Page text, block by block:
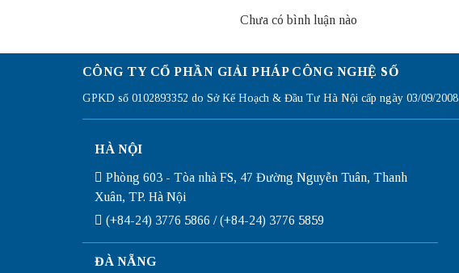
Chưa có bình luận nào
CÔNG TY CỔ PHẦN GIẢI PHÁP CÔNG NGHỆ SỐ
GPKD số 0102893352 do Sở Kế Hoạch & Đầu Tư Hà Nội cấp ngày 03/09/2008
HÀ NỘI
Phòng 603 - Tòa nhà FS, 47 Đường Nguyễn Tuân, Thanh
Xuân, TP. Hà Nội
(+84-24) 3776 5866 / (+84-24) 3776 5859
ĐÀ NẴNG